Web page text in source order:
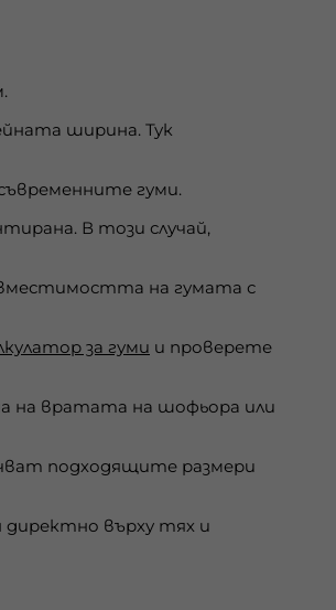
ширина. Тук
гуми.
В този случай,
на гумата с
за гуми и проверете
на вратата на шофьора или
подходящите размери
върху тях и